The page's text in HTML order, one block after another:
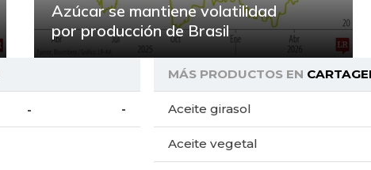
Azúcar se mantiene volatilidad
por producción de Brasil
- -
MÁS PRODUCTOS EN
Aceite girasol
Aceite vegetal